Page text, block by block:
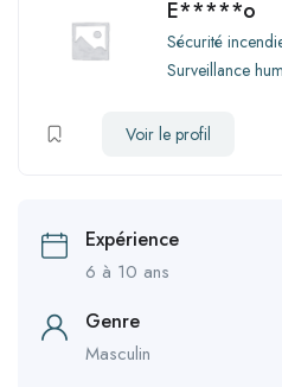
E*****o
Sécurité
Surveillance
Voir le profil
Expérience
6 à 10 ans
Genre
Masculin